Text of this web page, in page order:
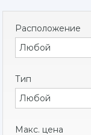
Расположение
Любой
Тип
Любой
Макс. цена